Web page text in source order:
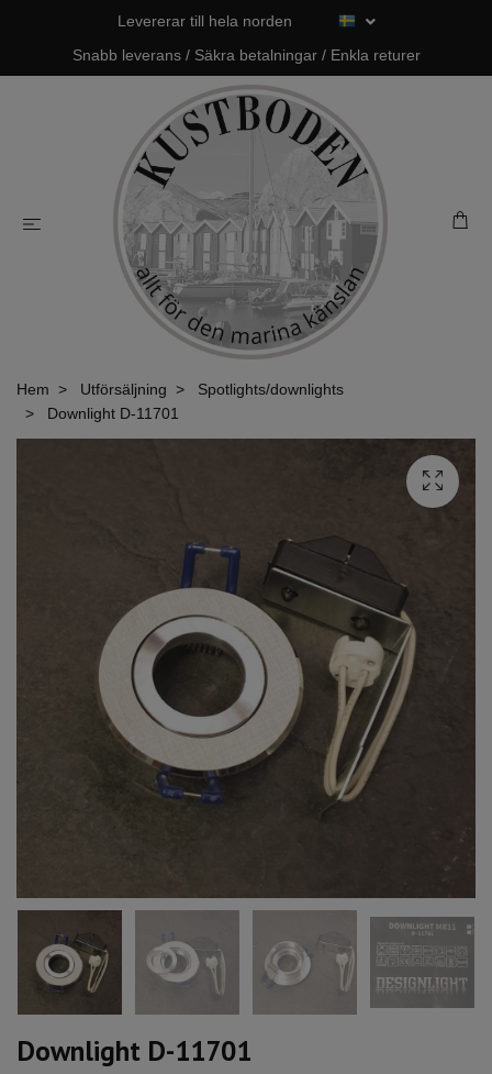
Levererar till hela norden
Snabb leverans / Säkra betalningar / Enkla returer
Hem Utförsäljning
Spotlights/downlights
Downlight D-11701
Downlight D-11701